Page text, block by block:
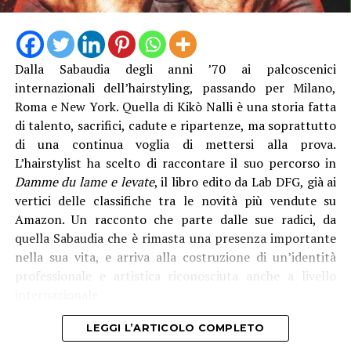
cittadini», sottolinea l’assessoreLuisa Regimenti.
trattamenti protettivi per garantire la durabilità anche
in ambienti marini”, è stato spiegato. Con il direttore
generale Natalino Corbo e il presidente del Consorzio di
Bonifica Lino Conti, erano presenti l’assessore regionale
all’Agricoltura Giancarlo Righini, il direttore generale di
Anbi Lazio Andrea Renna, il presidente della
commissione regionale attività produttive, Vittorio
Sambucci e il sindaco di Terracina Francesco Giannetti.
Dalla Sabaudia degli anni ’70 ai palcoscenici
internazionali dell’hairstyling, passando per Milano,
Roma e New York. Quella di Kikò Nalli è una storia fatta
di talento, sacrifici, cadute e ripartenze, ma soprattutto
di una continua voglia di mettersi alla prova.
L’hairstylist ha scelto di raccontare il suo percorso in
Damme du lame e levate, il libro edito da Lab DFG, già ai
vertici delle classifiche tra le novità più vendute su
Amazon. Un racconto che parte dalle sue radici, da
quella Sabaudia che è rimasta una presenza importante
nella sua vita, e arriva alla costruzione di un’identità
professionale e artistica riconosciuta anche a livello
LEGGI L’ARTICOLO COMPLETO